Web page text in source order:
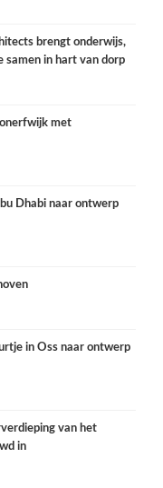
brengt onderwijs,
samen in hart van dorp
met
Dhabi naar ontwerp
in Oss naar ontwerp
van het
in